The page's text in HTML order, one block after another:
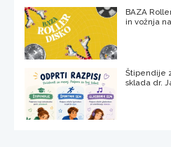
BAZA
in vožnja
Štipendije
sklada dr.